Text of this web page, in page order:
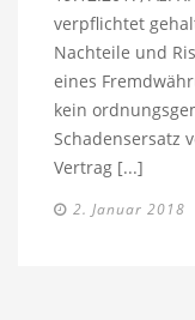
verpflichtet
Nachteile und
eines
kein
Schadensersatz
Vertrag [...]
2. Januar 2018